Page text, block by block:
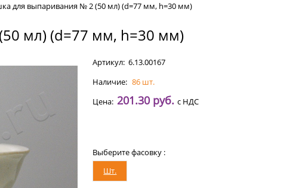
для выпаривания № 2 (50 мл) (d=77 мм, h=30 мм)
мл) (d=77 мм, h=30 мм)
Артикул:6.13.00167
Наличие: 86 шт.
Цена: 201.30 руб.с НДС
Выберите фасовку :
Шт.